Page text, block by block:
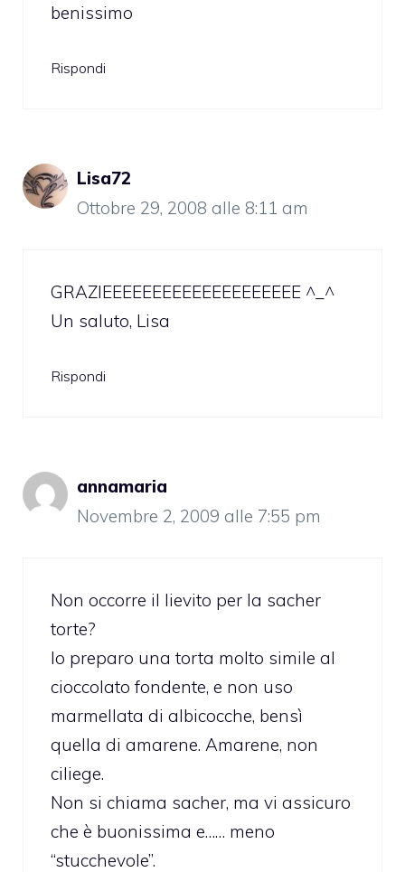
benissimo
Rispondi
Lisa72
Ottobre 29, 2008 alle 8:11 am
GRAZIEEEEEEEEEEEEEEEEEEEE ^_^
Un saluto, Lisa
Rispondi
annamaria
Novembre 2, 2009 alle 7:55 pm
Non occorre il lievito per la sacher
torte?
Io preparo una torta molto simile al
cioccolato fondente, e non uso
marmellata di albicocche, bensì
quella di amarene. Amarene, non
ciliege.
Non si chiama sacher, ma vi assicuro
che è buonissima e…… meno
“stucchevole”.